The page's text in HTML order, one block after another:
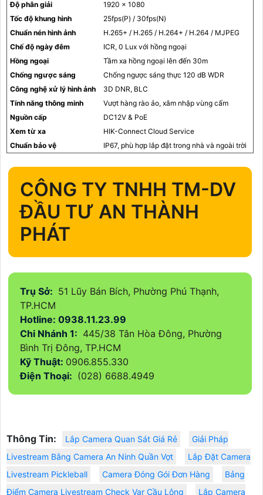
Độ phân giải
1920 x 1080
Tốc độ khung hình
25fps(P) / 30fps(N)
Chuẩn nén hình ảnh
H.265+ / H.265 / H.264+ / H.264 / MJPEG
Chế độ ngày đêm
ICR, 0 Lux với hồng ngoại
Hồng ngoại
Tầm xa hồng ngoại lên đến 30m
Chống ngược sáng
Chống ngược sáng thực 120 dB WDR
Công nghệ xử lý hình ảnh
3D DNR, BLC
Tính năng thông minh
Vượt hàng rào ảo, xâm nhập vùng cấm
Nguồn cấp
DC12V & PoE
Xem từ xa
HIK-Connect Cloud Service
Chuẩn bảo vệ
IP67, phù hợp lắp đặt trong nhà và ngoài trời
CÔNG TY TNHH TM-DV
ĐẦU TƯ AN THÀNH
PHÁT
Trụ Sở: 51 Lũy Bán Bích, Phường Phú Thạnh,
TP.HCM
Hotline: 0938.11.23.99
Chi Nhánh 1: 445/38 Tân Hòa Đông, Phường
Bình Trị Đông, TP.HCM
Kỹ Thuật: 0906.855.330
Điện Thoại: (028) 6688.4949
Thông Tin: Lắp Camera Quan Sát Giá Rẻ
Giải Pháp
Livestream Bằng Camera An Ninh Quần Vợt
Lắp Đặt Camera
Livestream Pickleball
Camera Đóng Gói Đơn Hàng
Bảng
Điểm Camera Livestream Check Var Cầu Lông
Lắp Camera